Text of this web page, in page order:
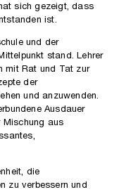
sich gezeigt, dass
ist.
und der
stand. Lehrer
mit Rat und Tat zur
der
und anzuwenden.
Ausdauer
Mischung aus
die
zu verbessern und